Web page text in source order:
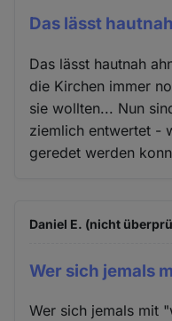
Das lässt
Das lässt hautnah
die Kirchen immer
sie wollten... Nun
ziemlich entwertet -
geredet werden
Daniel E. (nicht
Wer sich jemals
Wer sich jemals mit